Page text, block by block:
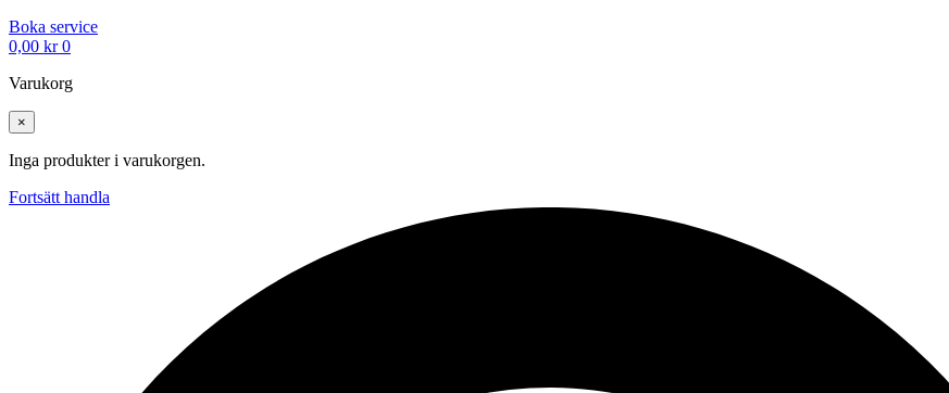
Boka service
0,00 kr 0
Varukorg
×
Inga produkter i varukorgen.
Fortsätt handla